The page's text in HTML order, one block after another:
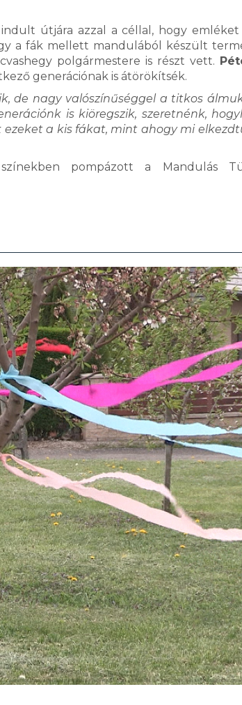
útjára azzal a céllal, hogy
a fák mellett mandulából készült
polgármestere is részt vett.
generációnak is átörökítsék.
de nagy valószínűséggel a titkos
is kiöregszik, szeretnénk,
a kis fákat, mint ahogy mi
pompázott a Mandulás